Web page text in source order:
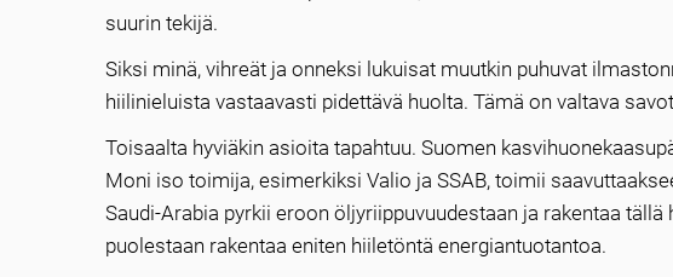
suurin tekijä.
Siksi minä, vihreät ja onneksi lukuisat muutkin puhuvat
hiilinieluista vastaavasti pidettävä huolta. Tämä on valtava
Toisaalta hyviäkin asioita tapahtuu. Suomen
Moni iso toimija, esimerkiksi Valio ja SSAB, toimii
Saudi-Arabia pyrkii eroon öljyriippuvuudestaan ja rakentaa
puolestaan rakentaa eniten hiiletöntä energiantuotantoa.